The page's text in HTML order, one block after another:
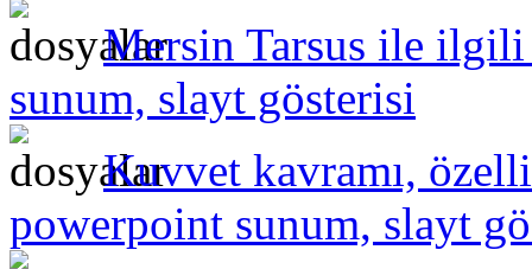
Mersin Tarsus ile
sunum, slayt gösterisi
Kuvvet kavramı,
powerpoint sunum, slayt